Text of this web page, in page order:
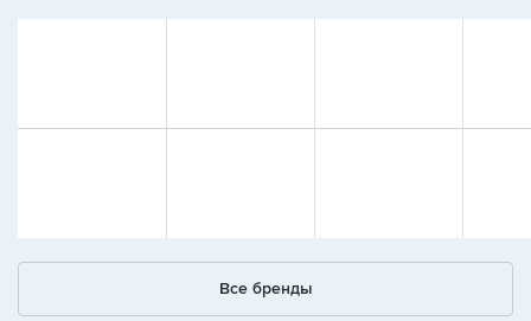
Все бренды